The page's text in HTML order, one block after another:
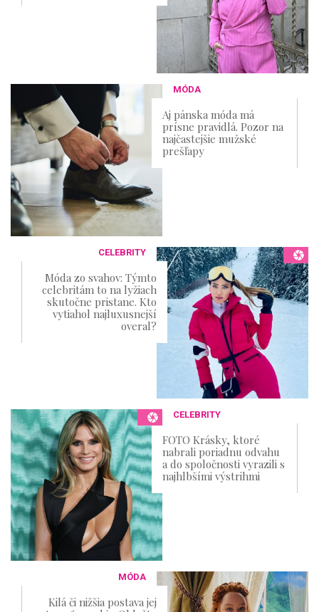
MÓDA
Aj pánska móda má
prísne pravidlá. Pozor na
najčastejšie mužské
prešľapy
CELEBRITY
Móda zo svahov: Týmto
celebritám to na lyžiach
skutočne pristane. Kto
vytiahol najluxusnejší
overal?
CELEBRITY
FOTO Krásky, ktoré
nabrali poriadnu odvahu
a do spoločnosti vyrazili s
najhlbšími výstrihmi
MÓDA
Kilá či nižšia postava jej